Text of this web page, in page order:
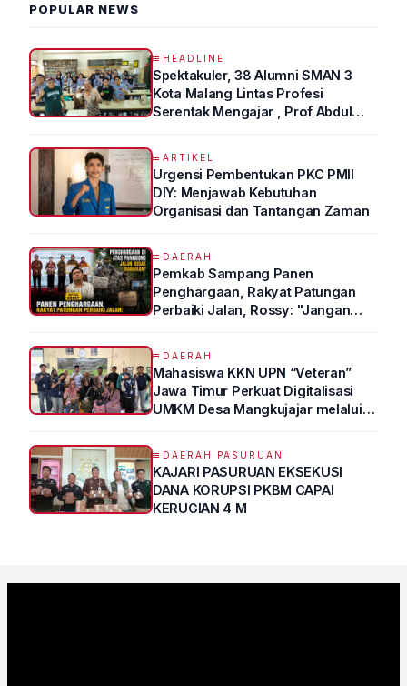
POPULAR NEWS
HEADLINE
Spektakuler, 38 Alumni SMAN 3
Kota Malang Lintas Profesi
Serentak Mengajar , Prof Abdul
ARTIKEL
Urgensi Pembentukan PKC PMII
DIY: Menjawab Kebutuhan
Organisasi dan Tantangan Zaman
DAERAH
Pemkab Sampang Panen
Penghargaan, Rakyat Patungan
Perbaiki Jalan, Rossy: "Jangan
DAERAH
Mahasiswa KKN UPN “Veteran”
Jawa Timur Perkuat Digitalisasi
UMKM Desa Mangkujajar melalui
DAERAH PASURUAN
KAJARI PASURUAN EKSEKUSI
DANA KORUPSI PKBM CAPAI
KERUGIAN 4 M